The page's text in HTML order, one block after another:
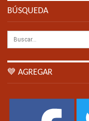
BÚSQUEDA
💙 AGREGAR